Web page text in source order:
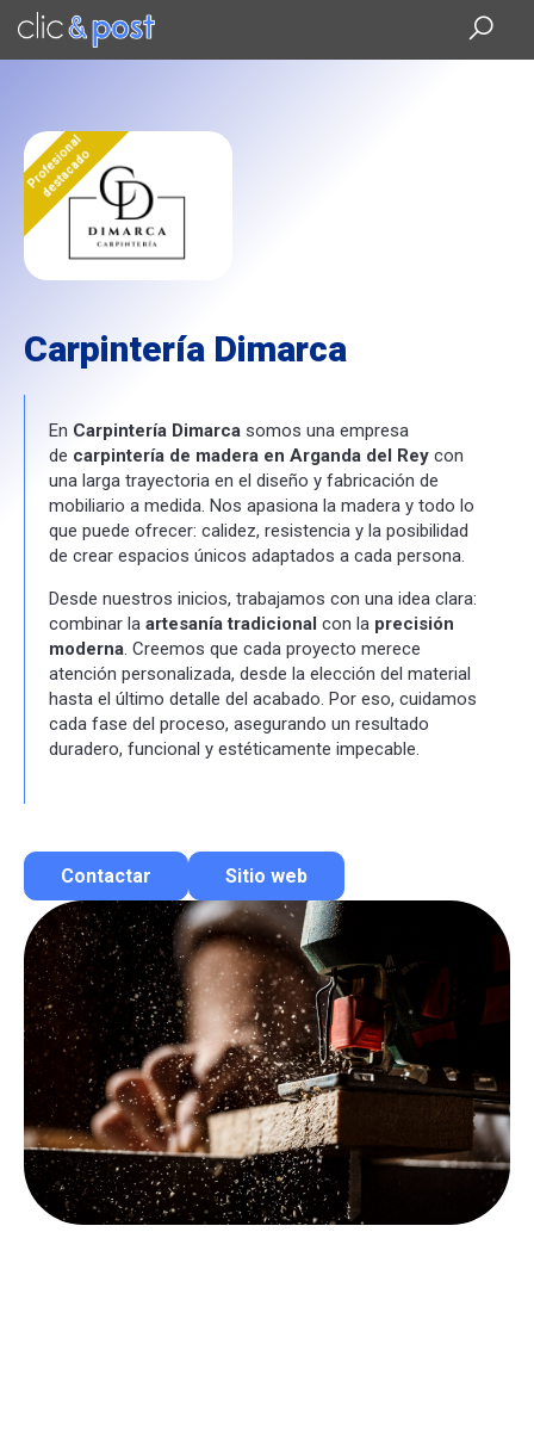
Saltar
contenido
Profesional
destacado
Carpintería Dimarca
En Carpintería Dimarca somos una empresa
de carpintería de madera en Arganda del Rey con
una larga trayectoria en el diseño y fabricación de
mobiliario a medida. Nos apasiona la madera y todo lo
que puede ofrecer: calidez, resistencia y la posibilidad
de crear espacios únicos adaptados a cada persona.
Desde nuestros inicios, trabajamos con una idea clara:
combinar la artesanía tradicional con la precisión
moderna. Creemos que cada proyecto merece
atención personalizada, desde la elección del material
hasta el último detalle del acabado. Por eso, cuidamos
cada fase del proceso, asegurando un resultado
duradero, funcional y estéticamente impecable.
Contactar
Contactar por correo
Llamar por teléfono
Contactar por Whatsapp
Sitio web